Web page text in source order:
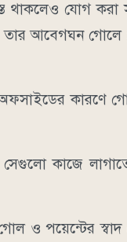
থাকলেও যোগ
তার আবেগঘন
কারণে
কাজে
ও পয়েন্টের